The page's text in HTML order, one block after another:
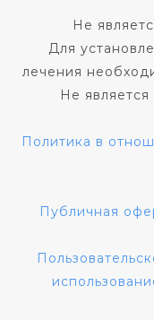
Не
Для
лечения
Не является
Политика в
Публичная